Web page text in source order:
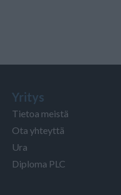
Yritys
Tietoa meistä
Ota yhteyttä
Ura
Diploma PLC